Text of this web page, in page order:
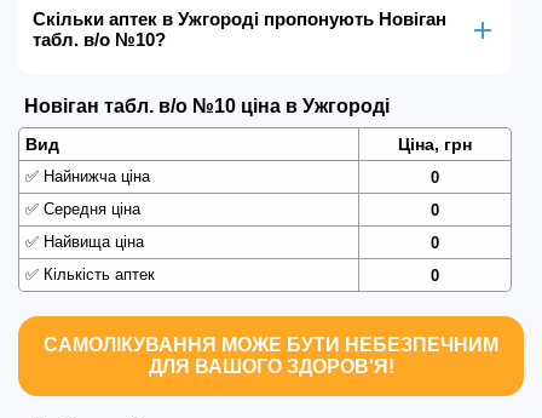
Скільки аптек в Ужгороді пропонують Новіган
табл. в/о №10?
Новіган табл. в/о №10 ціна в Ужгороді
Вид Ціна, грн
✅ Найнижча ціна
0
✅ Середня ціна
0
✅ Найвища ціна
0
✅ Кількість аптек 0
САМОЛІКУВАННЯ МОЖЕ БУТИ НЕБЕЗПЕЧНИМ
ДЛЯ ВАШОГО ЗДОРОВ'Я!